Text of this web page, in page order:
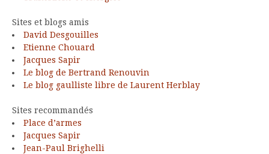
Sites et blogs amis
David Desgouilles
Etienne Chouard
Jacques Sapir
Le blog de Bertrand Renouvin
Le blog gaulliste libre de Laurent Herblay
Sites recommandés
Place d’armes
Jacques Sapir
Jean-Paul Brighelli